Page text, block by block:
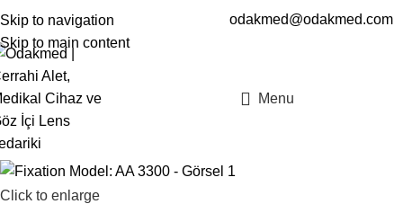
Skip to navigation
Skip to main content
ENTR odakmed@odakmed.com
Menu
Click to enlarge